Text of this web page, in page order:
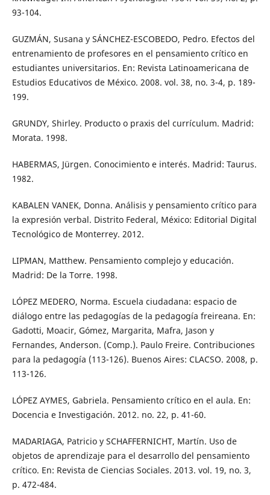
93-104.
GUZMÁN, Susana y SÁNCHEZ-ESCOBEDO, Pedro. Efectos del
entrenamiento de profesores en el pensamiento crítico en
estudiantes universitarios. En: Revista Latinoamericana de
Estudios Educativos de México. 2008. vol. 38, no. 3-4, p. 189-
199.
GRUNDY, Shirley. Producto o praxis del currículum. Madrid:
Morata. 1998.
HABERMAS, Jürgen. Conocimiento e interés. Madrid: Taurus.
1982.
KABALEN VANEK, Donna. Análisis y pensamiento crítico para
la expresión verbal. Distrito Federal, México: Editorial Digital
Tecnológico de Monterrey. 2012.
LIPMAN, Matthew. Pensamiento complejo y educación.
Madrid: De la Torre. 1998.
LÓPEZ MEDERO, Norma. Escuela ciudadana: espacio de
diálogo entre las pedagogías de la pedagogía freireana. En:
Gadotti, Moacir, Gómez, Margarita, Mafra, Jason y
Fernandes, Anderson. (Comp.). Paulo Freire. Contribuciones
para la pedagogía (113-126). Buenos Aires: CLACSO. 2008, p.
113-126.
LÓPEZ AYMES, Gabriela. Pensamiento crítico en el aula. En:
Docencia e Investigación. 2012. no. 22, p. 41-60.
MADARIAGA, Patricio y SCHAFFERNICHT, Martín. Uso de
objetos de aprendizaje para el desarrollo del pensamiento
crítico. En: Revista de Ciencias Sociales. 2013. vol. 19, no. 3,
p. 472-484.